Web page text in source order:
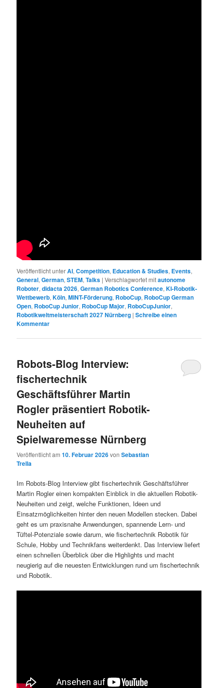
Veröffentlicht unterAI,Competition, Education & Studies, Events,
General,German,STEM,Talks |Verschlagwortet mitautonome
Roboter,didacta 2026,German Robotics Conference,KI-Robotik-
Wettbewerb,Köln,MINT-Förderung, RoboCup, RoboCup German
Open, RoboCup Junior, RoboCup Major, RoboCupJunior,
Robotikweltmeisterschaft 2027 Nürnberg |Schreibe einen
Kommentar
Robots-Blog Interview:
fischertechnik
Geschäftsführer Martin
Rogler präsentiert Robotik-
Neuheiten auf
Spielwaremesse Nürnberg
Veröffentlicht am10. Februar 2026vonSebastian
Trella
Im Robots-Blog Interview gibt fischertechnik Geschäftsführer
Martin Rogler einen kompakten Einblick in die aktuellen Robotik-
Neuheiten und zeigt, welche Funktionen, Ideen und
Einsatzmöglichkeiten hinter den neuen Modellen stecken. Dabei
geht es um praxisnahe Anwendungen, spannende Lern- und
Tüftel-Potenziale sowie darum, wie fischertechnik Robotik für
Schule, Hobby und Technikfans weiterdenkt. Das Interview liefert
einen schnellen Überblick über die Highlights und macht
neugierig auf die neuesten Entwicklungen rund um fischertechnik
und Robotik.